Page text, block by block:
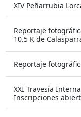
XIV Peñarrubia
Reportaje
10.5 K de
Reportaje
XXI Travesía
Inscripciones